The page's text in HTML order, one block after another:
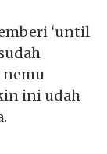
‘until
ini udah